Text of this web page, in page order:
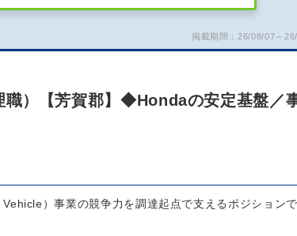
掲載期間：26/08/07～
職）【芳賀郡】◆Hondaの安定基盤／
）事業の競争力を調達起点で支えるポジションで